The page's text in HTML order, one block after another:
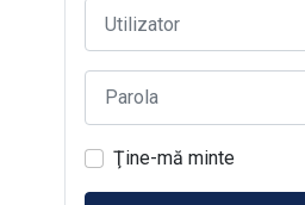
Ţine-mă minte